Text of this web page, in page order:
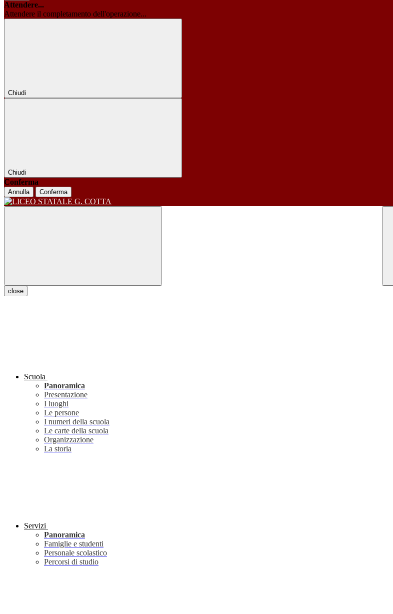
Attendere...
Attendere il completamento dell'operazione...
Chiudi
Chiudi
Conferma
Annulla Conferma
close
Scuola
Panoramica
Presentazione
I luoghi
Le persone
I numeri della scuola
Le carte della scuola
Organizzazione
La storia
Servizi
Panoramica
Famiglie e studenti
Personale scolastico
Percorsi di studio